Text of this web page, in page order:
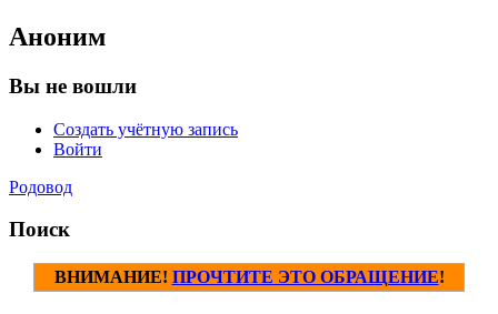
Аноним
Вы не вошли
Создать учётную запись
Войти
Родовод
Поиск
ВНИМАНИЕ! ПРОЧТИТЕ ЭТО ОБРАЩЕНИЕ!